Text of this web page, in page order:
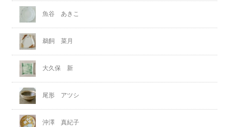
魚谷 あきこ
鵜飼 菜月
大久保 新
尾形 アツシ
沖澤 真紀子